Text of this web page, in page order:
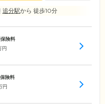
追分駅から 徒歩10分
険料
円
険料
円